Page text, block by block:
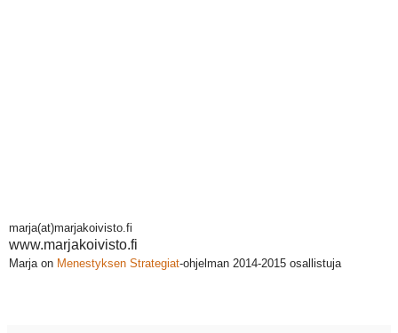
marja(at)marjakoivisto.fi
www.marjakoivisto.fi
Marja on Menestyksen Strategiat-ohjelman 2014-2015 osallistuja